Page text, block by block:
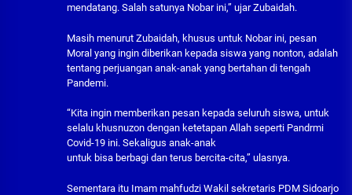
mendatang. Salah satunya Nobar ini,” ujar Zubaidah.
Masih menurut Zubaidah, khusus untuk Nobar ini, pesan
Moral yang ingin diberikan kepada siswa yang nonton, adalah
tentang perjuangan anak-anak yang bertahan di tengah
Pandemi.
“Kita ingin memberikan pesan kepada seluruh siswa, untuk
selalu khusnuzon dengan ketetapan Allah seperti Pandrmi
Covid-19 ini. Sekaligus anak-anak
untuk bisa berbagi dan terus bercita-cita,” ulasnya.
Sementara itu Imam mahfudzi Wakil sekretaris PDM Sidoarjo